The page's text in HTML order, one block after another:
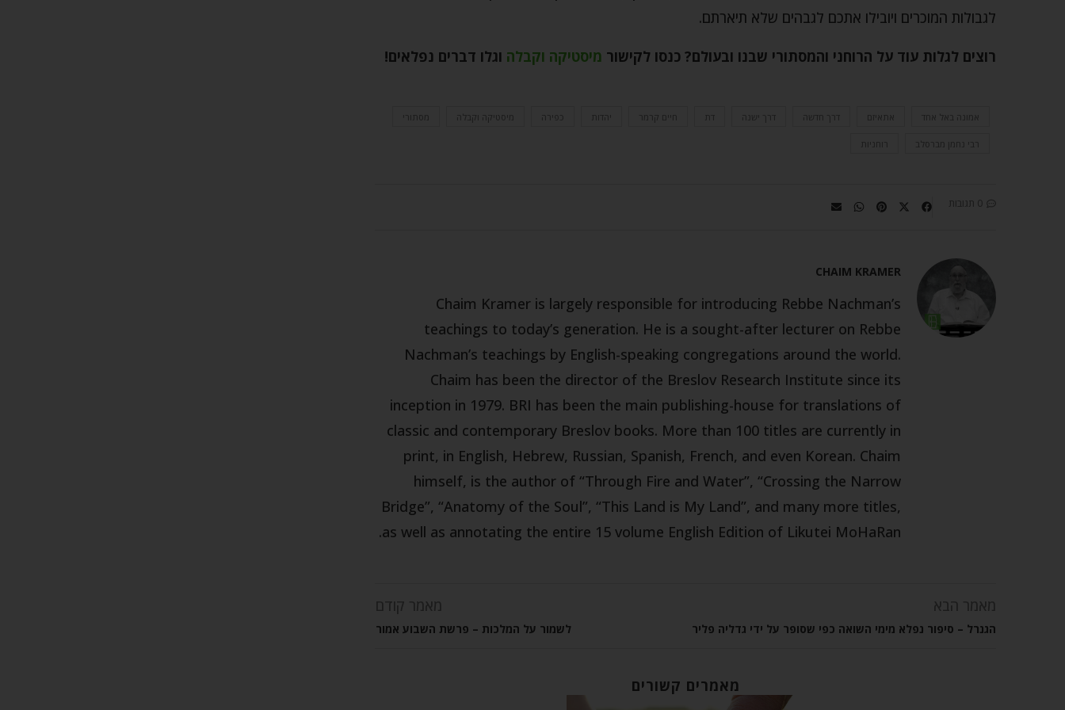
לגבולות המוכרים ויובילו אתכם לגבהים שלא תיארתם.
רוצים לגלות עוד על הרוחני והמסתורי שבנו ובעולם? כנסו לקישור מיסטיקה וקבלה וגלו דברים נפלאים!
אמונה באל אחד אתאיזם דרך חדשה דרך ישנה דת חיים קרמר יהדות כפירה מיסטיקה וקבלה מסתורי
רבי נחמן מברסלב רוחניות
0 תגובות
CHAIM KRAMER
Chaim Kramer is largely responsible for introducing Rebbe Nachman’s
teachings to today’s generation. He is a sought-after lecturer on Rebbe
Nachman’s teachings by English-speaking congregations around the world.
Chaim has been the director of the Breslov Research Institute since its
inception in 1979. BRI has been the main publishing-house for translations of
classic and contemporary Breslov books. More than 100 titles are currently in
print, in English, Hebrew, Russian, Spanish, French, and even Korean. Chaim
himself, is the author of “Through Fire and Water”, “Crossing the Narrow
Bridge”, “Anatomy of the Soul”, “This Land is My Land”, and many more titles,
as well as annotating the entire 15 volume English Edition of Likutei MoHaRan.
מאמר הבא
הגנרל – סיפור נפלא מימי השואה כפי שסופר על ידי גדליה פליר
מאמר קודם
לשמור על המלכות – פרשת השבוע אמור
מאמרים קשורים